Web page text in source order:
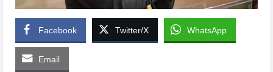
Facebook Twitter/X WhatsApp
Email